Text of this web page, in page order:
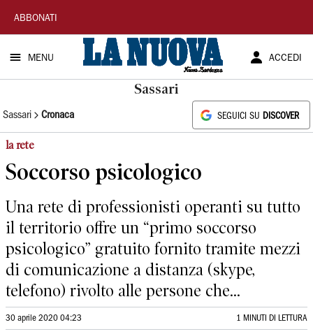
La
Nuova
Sardegna
ABBONATI
MENU ACCEDI
Sassari
Sassari Cronaca SEGUICI SU DISCOVER
la rete
Soccorso psicologico
Una rete di professionisti operanti su tutto
il territorio offre un “primo soccorso
psicologico” gratuito fornito tramite mezzi
di comunicazione a distanza (skype,
telefono) rivolto alle persone che...
30 aprile 2020 04:23 1 MINUTI DI LETTURA